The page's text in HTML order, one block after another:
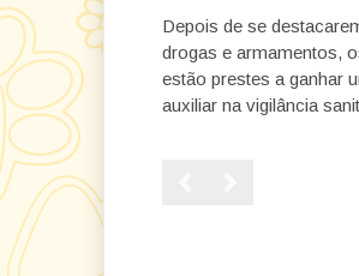
Depois de se
drogas e armamentos,
estão prestes a ganhar
auxiliar na vigilância